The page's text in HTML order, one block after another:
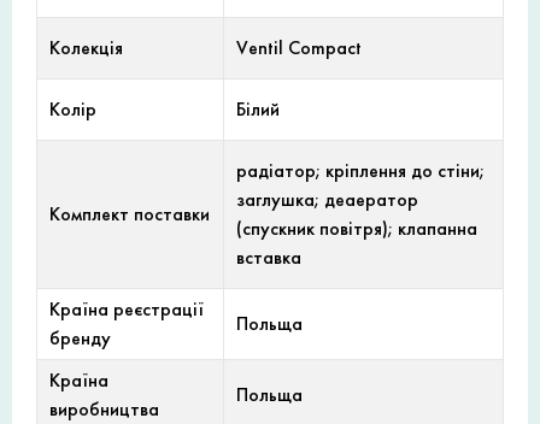
Колекція Ventil Compact
Колір Білий
Комплект поставки
радіатор; кріплення до стіни;
заглушка; деаератор
(спускник повітря); клапанна
вставка
Країна реєстрації
бренду
Польща
Країна
виробництва
Польща